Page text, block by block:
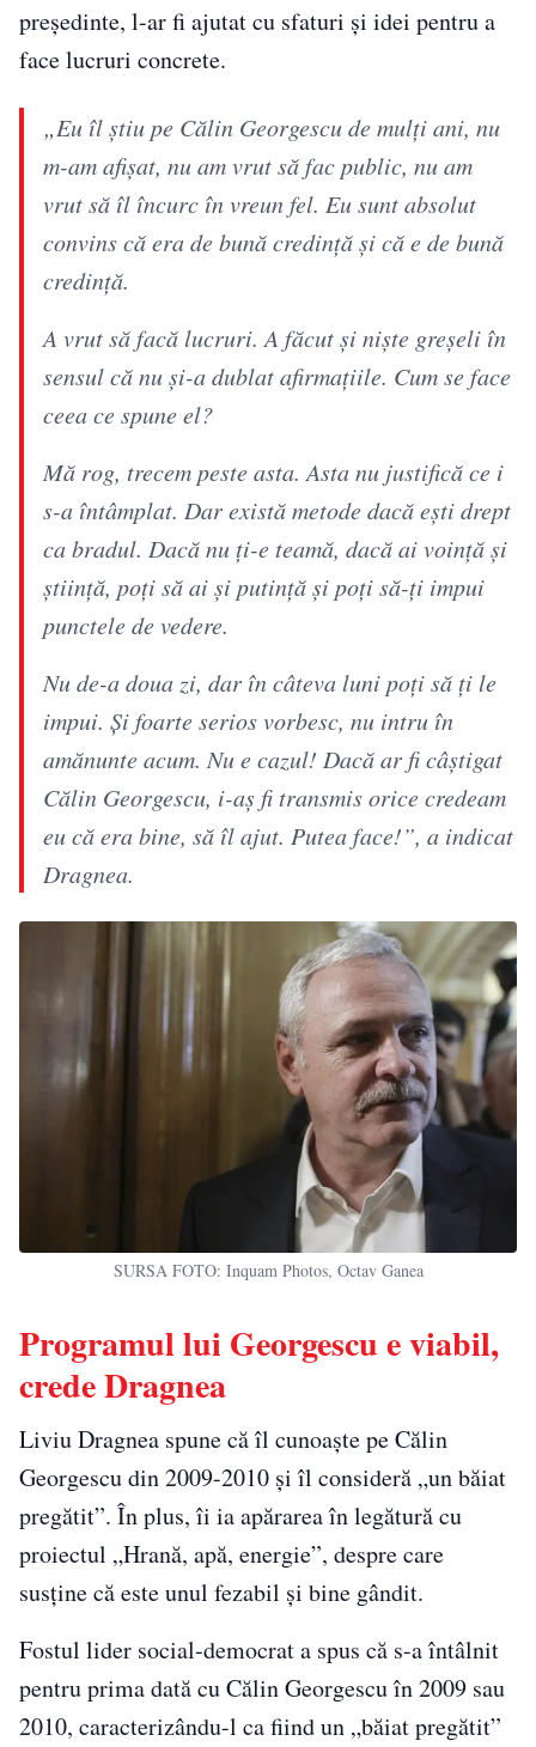
președinte, l-ar fi ajutat cu sfaturi și idei pentru a
face lucruri concrete.
„Eu îl știu pe Călin Georgescu de mulți ani, nu
m-am afișat, nu am vrut să fac public, nu am
vrut să îl încurc în vreun fel. Eu sunt absolut
convins că era de bună credință și că e de bună
credință.
A vrut să facă lucruri. A făcut și niște greșeli în
sensul că nu și-a dublat afirmațiile. Cum se face
ceea ce spune el?
Mă rog, trecem peste asta. Asta nu justifică ce i
s-a întâmplat. Dar există metode dacă ești drept
ca bradul. Dacă nu ți-e teamă, dacă ai voință și
știință, poți să ai și putință și poți să-ți impui
punctele de vedere.
Nu de-a doua zi, dar în câteva luni poți să ți le
impui. Și foarte serios vorbesc, nu intru în
amănunte acum. Nu e cazul! Dacă ar fi câștigat
Călin Georgescu, i-aș fi transmis orice credeam
eu că era bine, să îl ajut. Putea face!”, a indicat
Dragnea.
SURSA FOTO: Inquam Photos, Octav Ganea
Programul lui Georgescu e viabil,
crede Dragnea
Liviu Dragnea spune că îl cunoaște pe Călin
Georgescu din 2009-2010 și îl consideră „un băiat
pregătit”. În plus, îi ia apărarea în legătură cu
proiectul „Hrană, apă, energie”, despre care
susține că este unul fezabil și bine gândit.
Fostul lider social-democrat a spus că s-a întâlnit
pentru prima dată cu Călin Georgescu în 2009 sau
2010, caracterizându-l ca fiind un „băiat pregătit”